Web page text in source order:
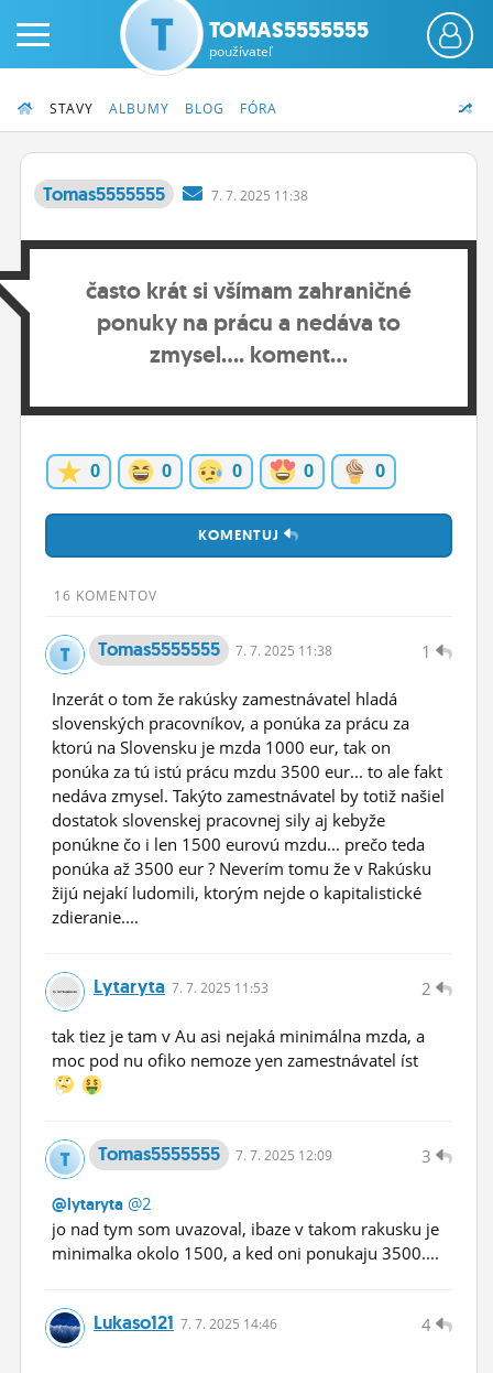
ČINŽIAK
FÓRUM
OBRÁZKY
ĽUDIA
MÔJ PROFIL
NASTAVENIA
ROLETA
TOMAS5555555
používateľ
STAVY ALBUMY BLOG FÓRA
Tomas5555555 7. 7. 2025 11:38
často krát si všímam zahraničné
ponuky na prácu a nedáva to
zmysel.... koment...
0 0 0 0 0
KOMENTUJ
16 KOMENTOV
1
Tomas5555555 7. 7. 2025 11:38
Inzerát o tom že rakúsky zamestnávatel hladá
slovenských pracovníkov, a ponúka za prácu za
ktorú na Slovensku je mzda 1000 eur, tak on
ponúka za tú istú prácu mzdu 3500 eur... to ale fakt
nedáva zmysel. Takýto zamestnávatel by totiž našiel
dostatok slovenskej pracovnej sily aj kebyže
ponúkne čo i len 1500 eurovú mzdu... prečo teda
ponúka až 3500 eur ? Neverím tomu že v Rakúsku
žijú nejakí ludomili, ktorým nejde o kapitalistické
zdieranie....
2
Lytaryta 7. 7. 2025 11:53
tak tiez je tam v Au asi nejaká minimálna mzda, a
moc pod nu ofiko nemoze yen zamestnávatel íst
3
Tomas5555555 7. 7. 2025 12:09
@lytaryta @2
jo nad tym som uvazoval, ibaze v takom rakusku je
minimalka okolo 1500, a ked oni ponukaju 3500....
4
Lukaso121 7. 7. 2025 14:46